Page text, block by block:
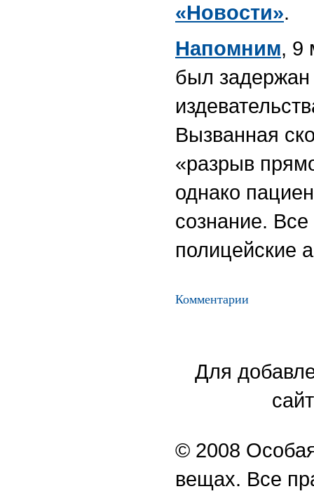
«Новости».
Напомним, 9
был задержан
Вызванная
«разрыв
однако
сознание.
полицейские
Комментарии
Для
© 2008
вещах. Все